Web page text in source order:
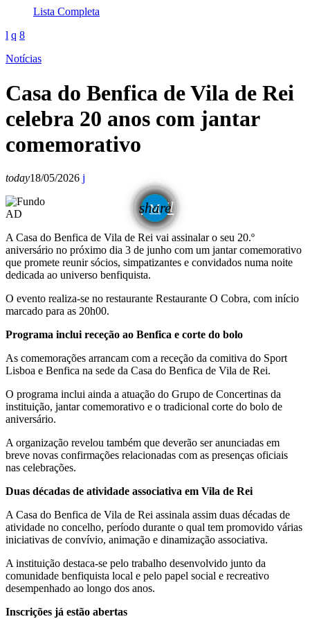
Lista Completa
Notícias
Casa do Benfica de Vila de Rei
celebra 20 anos com jantar
comemorativo
today18/05/2026
share
email
AD
A Casa do Benfica de Vila de Rei vai assinalar o seu 20.º
aniversário no próximo dia 3 de junho com um jantar comemorativo
que promete reunir sócios, simpatizantes e convidados numa noite
dedicada ao universo benfiquista.
O evento realiza-se no restaurante Restaurante O Cobra, com início
marcado para as 20h00.
Programa inclui receção ao Benfica e corte do bolo
As comemorações arrancam com a receção da comitiva do Sport
Lisboa e Benfica na sede da Casa do Benfica de Vila de Rei.
O programa inclui ainda a atuação do Grupo de Concertinas da
instituição, jantar comemorativo e o tradicional corte do bolo de
aniversário.
A organização revelou também que deverão ser anunciadas em
breve novas confirmações relacionadas com as presenças oficiais
nas celebrações.
Duas décadas de atividade associativa em Vila de Rei
A Casa do Benfica de Vila de Rei assinala assim duas décadas de
atividade no concelho, período durante o qual tem promovido várias
iniciativas de convívio, animação e dinamização associativa.
A instituição destaca-se pelo trabalho desenvolvido junto da
comunidade benfiquista local e pelo papel social e recreativo
desempenhado ao longo dos anos.
Inscrições já estão abertas